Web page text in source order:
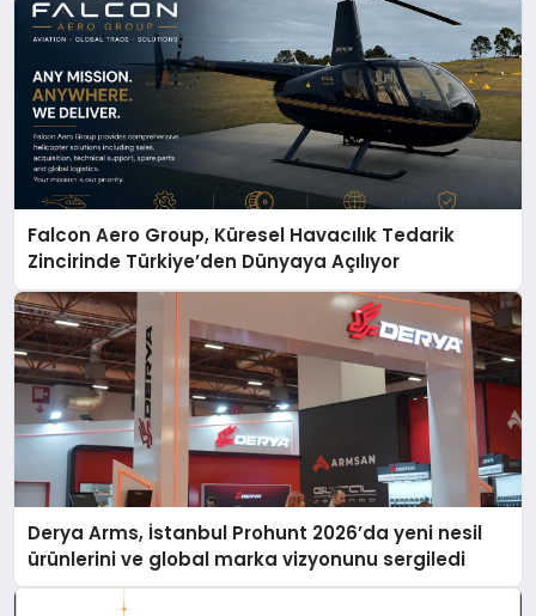
Falcon Aero Group, Küresel Havacılık Tedarik
Zincirinde Türkiye’den Dünyaya Açılıyor
Derya Arms, İstanbul Prohunt 2026’da yeni nesil
ürünlerini ve global marka vizyonunu sergiledi